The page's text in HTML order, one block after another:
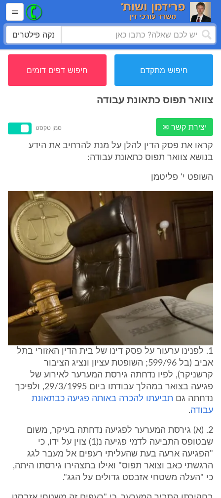
נקה פילטרים
חיפוש מתקדם חיפוש דפים דומים
צוואר תפוס כתאונת עבודה
יצירת קשר ✉ סמן טקסט
קראו את פסק הדין להלן על מנת להרחיב את הידע
בנושא צוואר תפוס כתאונת עבודה:
השופט י' פליטמן
1. לפנינו ערעור על פסק דינו של בית הדין האזורי בתל
אביב (בל 599/96; השופטת עציון ונציג הציבור
קרשניקר), לפיו נדחתה גירסת המערער לאירוע של
פגיעה בצואר במהלך עבודתו ביום 29/3/1995, ולפיכך
נדחתה גם תביעתו להכרה באותה פגיעה כבתאונת
עבודה.
2. (א) גירסת המערער לפגיעה נדחתה בעיקר, משום
שבטופס התביעה לדמי פגיעה נ(1) צוין על ידו, כי
"הפגיעה ארעה בעת שהעליתי רעפים אל מעבר לגג
הרגשתי כאב וצואר תפוס" ואילו בתצהירו גירסתו היתה,
כי "העלה משטחי אזבסט גדולים על הגג".